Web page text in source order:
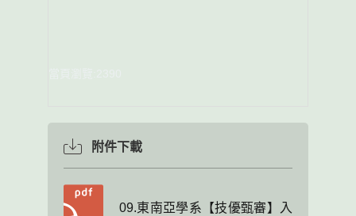
附件下載
09.東南亞學系【技優甄審】入